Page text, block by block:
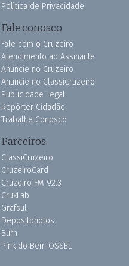
Política de Privacidade
Fale conosco
Fale com o Cruzeiro
Atendimento ao Assinante
Anuncie no Cruzeiro
Anuncie no ClassiCruzeiro
Publicidade Legal
Repórter Cidadão
Trabalhe Conosco
Parceiros
ClassiCruzeiro
CruzeiroCard
Cruzeiro FM 92.3
CruxLab
Grafsul
Depositphotos
Burh
Pink do Bem OSSEL